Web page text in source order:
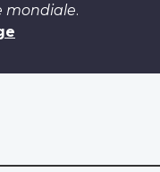
mondiale.